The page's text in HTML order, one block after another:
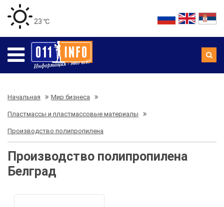
23 ℃
Начальная Мир бизнеса
Пластмассы и пластмассовые материалы
Производство полипропилена
Производство полипропилена
Белград